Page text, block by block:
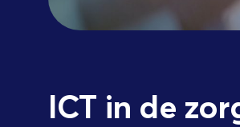
ICT in de